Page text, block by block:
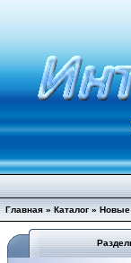
Главная » Каталог » Новые